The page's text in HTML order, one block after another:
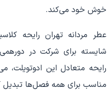
خوش خود می‌کند.
عطر مردانه تهران رایحه
شایسته برای شرکت در
رایحه متعادل این ادوتویلت،
مناسب برای همه فصل‌ها تبدیل